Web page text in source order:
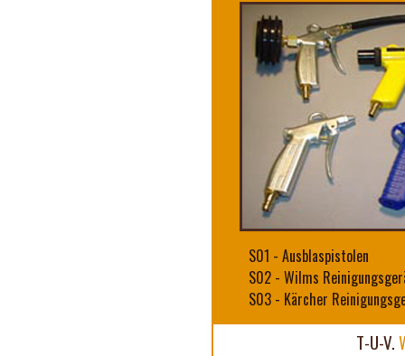
S01 - Ausblaspistolen
S02 - Wilms
S03 - Kärcher
T-U-V.